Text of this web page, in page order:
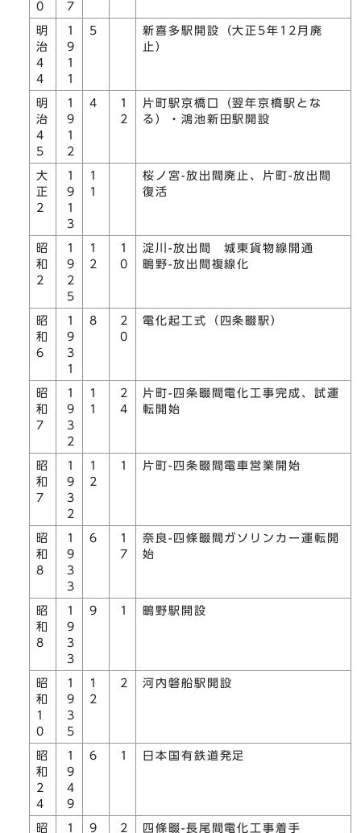
0
7
明
治
4
4
1
9
1
1
5
新喜多駅開設（大正5年12月廃
止）
明
治
4
5
1
9
1
2
4
1
2
片町駅京橋口（翌年京橋駅とな
る）・鴻池新田駅開設
大
正
2
1
9
1
3
1
1
桜ノ宮-放出間廃止、片町-放出間
復活
昭
和
2
1
9
2
5
1
2
1
0
淀川-放出間 城東貨物線開通
鴫野-放出間複線化
昭
和
6
1
9
3
1
8
2
0
電化起工式（四条畷駅）
昭
和
7
1
9
3
2
1
1
2
4
片町-四条畷間電化工事完成、試運
転開始
昭
和
7
1
9
3
2
1
2
1 片町-四条畷間電車営業開始
昭
和
8
1
9
3
3
6
1
7
奈良-四條畷間ガソリンカー運転開
始
昭
和
8
1
9
3
3
9 1 鴫野駅開設
昭
和
1
0
1
9
3
5
1
2
2 河内磐船駅開設
昭
和
2
4
1
9
4
9
6 1 日本国有鉄道発足
昭 1 9 2 四條畷-長尾間電化工事着手